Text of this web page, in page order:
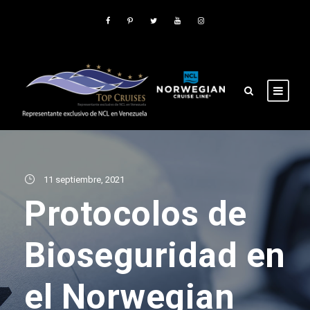
11 septiembre, 2021
Protocolos de
Bioseguridad en
el Norwegian